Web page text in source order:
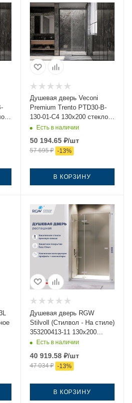
Душевая дверь Veconi
Premium Trento PTD30-B-
130-01-C4 130х200 стекло
прозрачное профиль
Есть в наличии
50 194.65₽/шт
57 695₽ -13%
В КОРЗИНУ
Душевая дверь RGW
Stilvoll (Стилвол - На стиле)
353200413-11 130х200
стекло прозрачное
Есть в наличии
40 919.58₽/шт
47 034₽ -13%
В КОРЗИНУ